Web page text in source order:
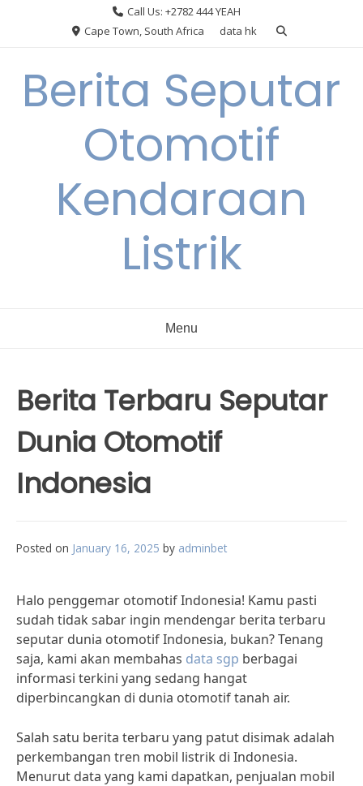
Call Us: +2782 444 YEAH
Cape Town, South Africa
data hk
Berita Seputar
Otomotif
Kendaraan
Listrik
Menu
Berita Terbaru Seputar
Dunia Otomotif
Indonesia
Posted on January 16, 2025 by adminbet
Halo penggemar otomotif Indonesia! Kamu pasti
sudah tidak sabar ingin mendengar berita terbaru
seputar dunia otomotif Indonesia, bukan? Tenang
saja, kami akan membahas data sgp berbagai
informasi terkini yang sedang hangat
diperbincangkan di dunia otomotif tanah air.
Salah satu berita terbaru yang patut disimak adalah
perkembangan tren mobil listrik di Indonesia.
Menurut data yang kami dapatkan, penjualan mobil